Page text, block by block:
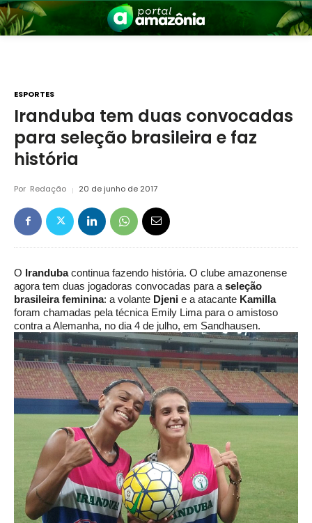
Amazônia
ESPORTES
Iranduba tem duas convocadas
para seleção brasileira e faz
história
Por Redação 20 de junho de 2017
O Irandubacontinua fazendo história. O clube amazonense
agora tem duas jogadoras convocadas para a seleção
brasileira feminina: a volante Djeni e a atacante Kamilla
foram chamadas pela técnica Emily Lima para o amistoso
contra a Alemanha, no dia 4 de julho, em Sandhausen.